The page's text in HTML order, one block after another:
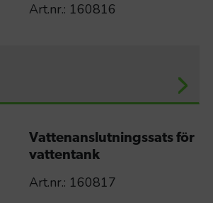
Art.nr.: 160816
Vattenanslutningssats för
vattentank
Art.nr.: 160817